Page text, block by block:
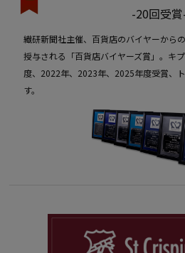
-20回受
繊研新聞社主催、百貨店のバイヤーから
授与される「百貨店バイヤーズ賞」。キ
度、2022年、2023年、2025年度受賞、
す。